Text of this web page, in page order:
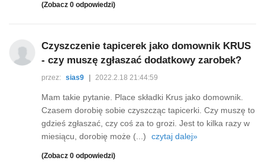
(Zobacz 0 odpowiedzi)
Czyszczenie tapicerek jako domownik KRUS
- czy muszę zgłaszać dodatkowy zarobek?
przez: sias9 2022.2.18 21:44:59
Mam takie pytanie. Place składki Krus jako domownik.
Czasem dorobię sobie czyszcząc tapicerki. Czy muszę to
gdzieś zgłaszać, czy coś za to grozi. Jest to kilka razy w
miesiącu, dorobię może (...)
czytaj dalej»
(Zobacz 0 odpowiedzi)